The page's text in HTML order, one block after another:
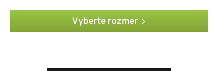
Vyberte rozmer